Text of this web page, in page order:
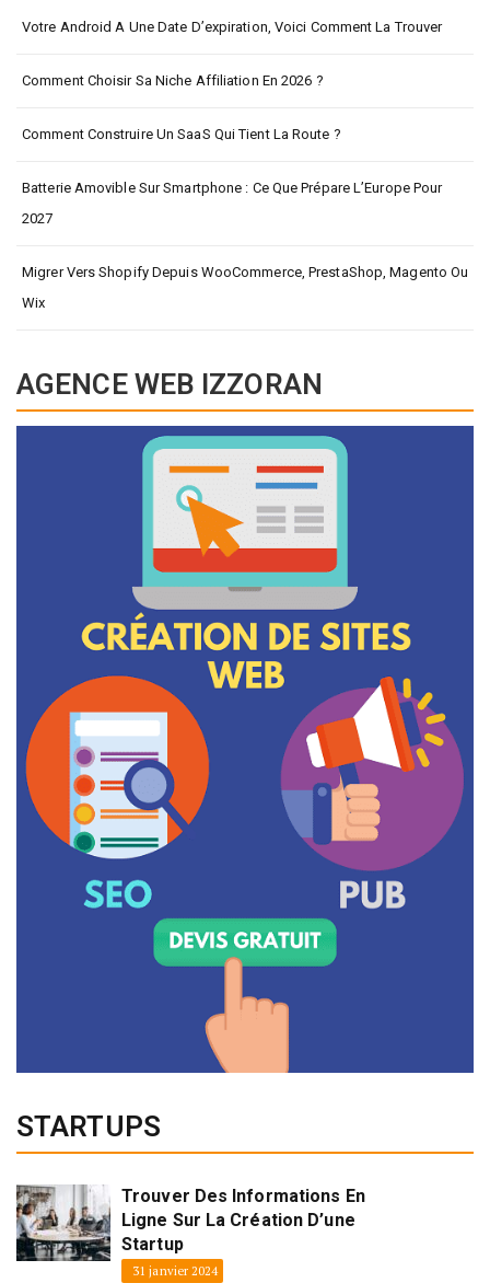
Votre Android A Une Date D’expiration, Voici Comment La Trouver
Comment Choisir Sa Niche Affiliation En 2026 ?
Comment Construire Un SaaS Qui Tient La Route ?
Batterie Amovible Sur Smartphone : Ce Que Prépare L’Europe Pour
2027
Migrer Vers Shopify Depuis WooCommerce, PrestaShop, Magento Ou
Wix
AGENCE WEB IZZORAN
STARTUPS
Trouver Des Informations En
Ligne Sur La Création D’une
Startup
31 janvier 2024